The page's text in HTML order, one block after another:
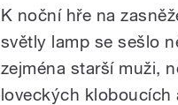
K noční hře na
světly lamp se sešlo
zejména starší muži,
loveckých kloboucích